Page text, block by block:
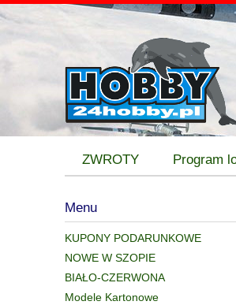
ZWROTY Program
Menu
KUPONY PODARUNKOWE
NOWE W SZOPIE
BIAŁO-CZERWONA
Modele Kartonowe